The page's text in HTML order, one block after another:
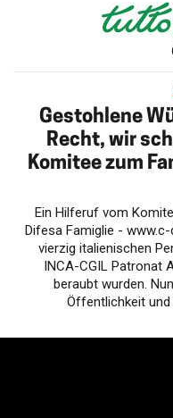
Gestohlene
Recht, wir
Komitee zum
Ein Hilferuf vom
Difesa Famiglie -
vierzig italienischen
INCA-CGIL Patronat
beraubt wurden.
Öffentlichkeit